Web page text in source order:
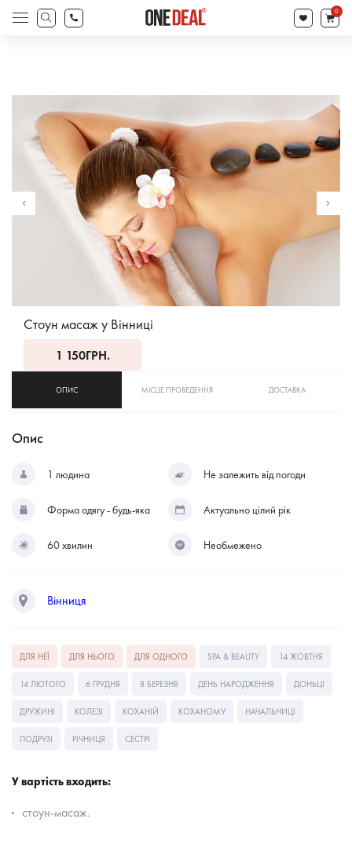
search
Products
search
0
Стоун масаж у Вінниці
1 150ГРН.
ОПИС МІСЦЕ ПРОВЕДЕННЯ ДОСТАВКА
Опис
1 людина Не залежить від погоди
Форма одягу - будь-яка Актуально цілий рік
60 хвилин Необмежено
Вінниця
ДЛЯ НЕЇ ДЛЯ НЬОГО ДЛЯ ОДНОГО SPA & BEAUTY 14 ЖОВТНЯ
14 ЛЮТОГО 6 ГРУДНЯ 8 БЕРЕЗНЯ ДЕНЬ НАРОДЖЕННЯ ДОНЬЦІ
ДРУЖИНІ КОЛЕЗІ КОХАНІЙ КОХАНОМУ НАЧАЛЬНИЦІ
ПОДРУЗІ РІЧНИЦЯ СЕСТРІ
У вартість входить:
стоун-масаж.